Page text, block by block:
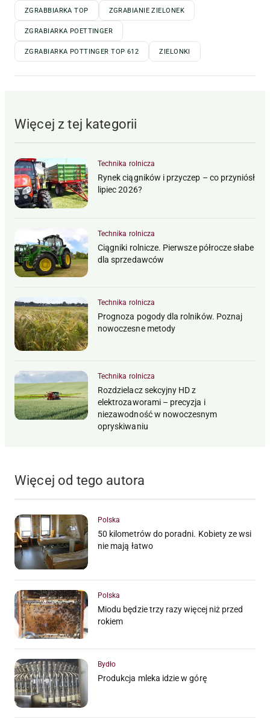
ZGRABBIARKA TOP ZGRABIANIE ZIELONEK
ZGRABIARKA POETTINGER
ZGRABIARKA POTTINGER TOP 612 ZIELONKI
Więcej z tej kategorii
Technika rolnicza
Rynek ciągników i przyczep – co przyniósł
lipiec 2026?
Technika rolnicza
Ciągniki rolnicze. Pierwsze półrocze słabe
dla sprzedawców
Technika rolnicza
Prognoza pogody dla rolników. Poznaj
nowoczesne metody
Technika rolnicza
Rozdzielacz sekcyjny HD z
elektrozaworami – precyzja i
niezawodność w nowoczesnym
opryskiwaniu
Więcej od tego autora
Polska
50 kilometrów do poradni. Kobiety ze wsi
nie mają łatwo
Polska
Miodu będzie trzy razy więcej niż przed
rokiem
Bydło
Produkcja mleka idzie w górę